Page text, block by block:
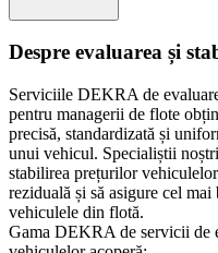
Despre evaluarea și
Serviciile DEKRA de
pentru managerii de flote
precisă, standardizată și
unui vehicul. Specialiștii
stabilirea prețurilor
reziduală și să asigure cel
vehiculele din flotă.
Gama DEKRA de servicii de